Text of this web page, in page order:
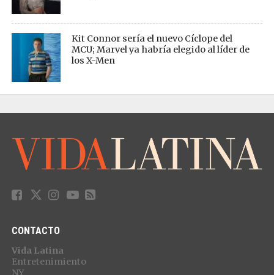
Kit Connor sería el nuevo Cíclope del
MCU; Marvel ya habría elegido al líder de
los X-Men
CONTACTO
Vida Latina
Entretenimiento
NY